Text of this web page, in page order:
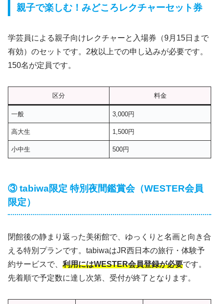
親子で楽しむ！みどころレクチャーセット券
学芸員による親子向けレクチャーと入場券（9月15日まで
有効）のセットです。2枚以上での申し込みが必要です。
150名が定員です。
区分 料金
一般 3,000円
高大生 1,500円
小中生 500円
③ tabiwa限定 特別夜間鑑賞会（WESTER会員
限定）
閉館後の静まり返った美術館で、ゆっくりと名画と向き合
える特別プランです。tabiwaはJR西日本の旅行・体験予
約サービスで、 利用にはWESTER会員登録が必要です。
先着順で予定数に達し次第、受付が終了となります。